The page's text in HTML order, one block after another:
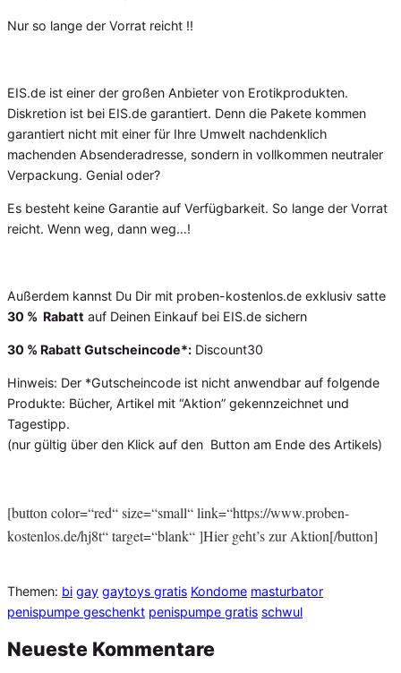
Nur so lange der Vorrat reicht !!
EIS.de ist einer der großen Anbieter von Erotikprodukten.
Diskretion ist bei EIS.de garantiert. Denn die Pakete kommen
garantiert nicht mit einer für Ihre Umwelt nachdenklich
machenden Absenderadresse, sondern in vollkommen neutraler
Verpackung. Genial oder?
Es besteht keine Garantie auf Verfügbarkeit. So lange der Vorrat
reicht. Wenn weg, dann weg…!
Außerdem kannst Du Dir mit proben-kostenlos.de exklusiv satte
30 % Rabatt auf Deinen Einkauf bei EIS.de sichern
30 % Rabatt Gutscheincode*: Discount30
Hinweis: Der *Gutscheincode ist nicht anwendbar auf folgende
Produkte: Bücher, Artikel mit “Aktion” gekennzeichnet und
Tagestipp.
(nur gültig über den Klick auf den Button am Ende des Artikels)
[button color=“red“ size=“small“ link=“https://www.proben-
kostenlos.de/hj8t“ target=“blank“ ]Hier geht’s zur Aktion[/button]
Themen: bi gay gaytoys gratis Kondome masturbator
penispumpe geschenkt penispumpe gratis schwul
Neueste Kommentare